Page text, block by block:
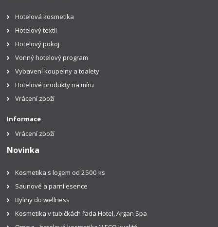
Hotelová kosmetika
Hotelový textil
Hotelový pokoj
Vonný hotelový program
Vybavení koupelny a toalety
Hotelové produkty na míru
Vrácení zboží
Informace
Vrácení zboží
Novinka
Kosmetika s logem od 2500 ks
Saunové a parní esence
Byliny do wellness
Kosmetika v tubičkách řada Hotel, Argan Spa